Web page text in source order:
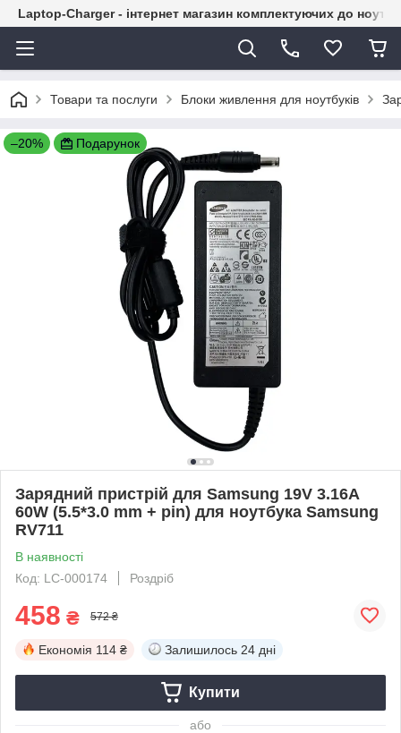
Laptop-Charger - інтернет магазин комплектуючих до
Товари та послуги Блоки живлення для ноутбуків
–20% Подарунок
Зарядний пристрій для Samsung 19V 3.16A
60W (5.5*3.0 mm + pin) для ноутбука Samsung
RV711
В наявності
Код: LC-000174
Роздріб
458 ₴ 572 ₴
Економія 114 ₴ Залишилось 24 дні
Купити
або